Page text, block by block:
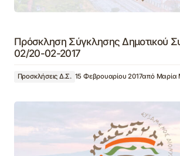
Πρόσκληση Σύγκλησης Δημοτικού
02/20-02-2017
Προσκλήσεις Δ.Σ. 15 Φεβρουαρίου 2017από Μαρία